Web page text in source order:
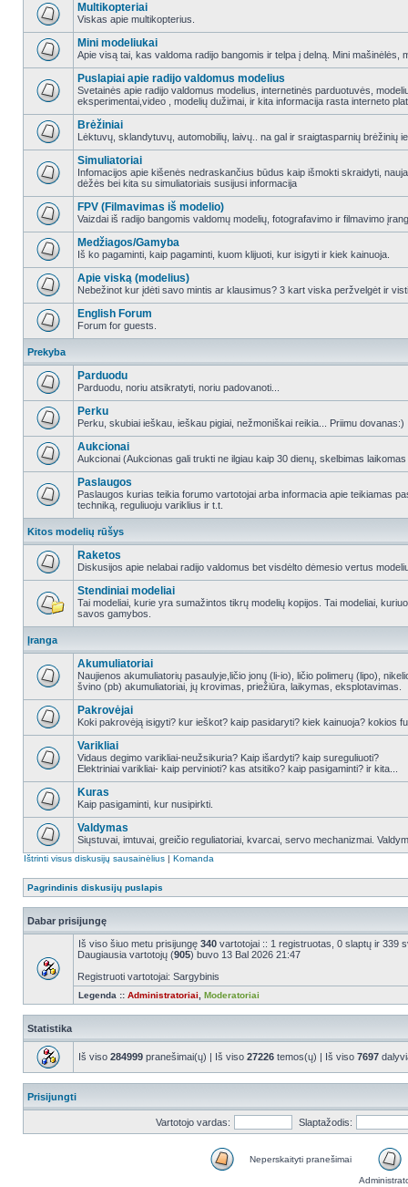
Multikopteriai
Viskas apie multikopterius.
Mini modeliukai
Apie visą tai, kas valdoma radijo bangomis ir telpa į delną. Mini mašinėlės,
Puslapiai apie radijo valdomus modelius
Svetainės apie radijo valdomus modelius, internetinės parduotuvės,
eksperimentai,video , modelių dužimai, ir kita informacija rasta interneto
Brėžiniai
Lėktuvų, sklandytuvų, automobilių, laivų.. na gal ir sraigtasparnių brėžinių
Simuliatoriai
Infomacijos apie kišenės nedraskančius būdus kaip išmokti skraidyti,
dėžės bei kita su simuliatoriais susijusi informacija
FPV (Filmavimas iš modelio)
Vaizdai iš radijo bangomis valdomų modelių, fotografavimo ir filmavimo
Medžiagos/Gamyba
Iš ko pagaminti, kaip pagaminti, kuom klijuoti, kur isigyti ir kiek kainuoja.
Apie viską (modelius)
Nebežinot kur įdėti savo mintis ar klausimus? 3 kart viska peržvelgėt ir
English Forum
Forum for guests.
Prekyba
Parduodu
Parduodu, noriu atsikratyti, noriu padovanoti...
Perku
Perku, skubiai ieškau, ieškau pigiai, nežmoniškai reikia... Priimu dovanas:)
Aukcionai
Aukcionai (Aukcionas gali trukti ne ilgiau kaip 30 dienų, skelbimas
Paslaugos
Paslaugos kurias teikia forumo vartotojai arba informacia apie teikiamas
techniką, reguliuoju variklius ir t.t.
Kitos modelių rūšys
Raketos
Diskusijos apie nelabai radijo valdomus bet visdėlto dėmesio vertus
Stendiniai modeliai
Tai modeliai, kurie yra sumažintos tikrų modelių kopijos. Tai modeliai,
savos gamybos.
Įranga
Akumuliatoriai
Naujienos akumuliatorių pasaulyje,ličio jonų (li-io), ličio polimerų (lipo),
švino (pb) akumuliatoriai, jų krovimas, priežiūra, laikymas, eksplotavimas.
Pakrovėjai
Koki pakrovėją isigyti? kur ieškot? kaip pasidaryti? kiek kainuoja? kokios
Varikliai
Vidaus degimo varikliai-neužsikuria? Kaip išardyti? kaip sureguliuoti?
Elektriniai varikliai- kaip pervinioti? kas atsitiko? kaip pasigaminti? ir kita...
Kuras
Kaip pasigaminti, kur nusipirkti.
Valdymas
Siųstuvai, imtuvai, greičio reguliatoriai, kvarcai, servo mechanizmai.
Ištrinti visus diskusijų sausainėlius | Komanda
Pagrindinis diskusijų puslapis
Dabar prisijungę
Iš viso šiuo metu prisijungę 340 vartotojai :: 1 registruotas, 0 slaptų ir 339
Daugiausia vartotojų (905) buvo 13 Bal 2026 21:47
Registruoti vartotojai: Sargybinis
Legenda :: Administratoriai Moderatoriai
Statistika
Iš viso 284999 pranešimai(ų) | Iš viso 27226 temos(ų) | Iš viso 7697
Prisijungti
Vartotojo vardas: Slaptažodis:
Neperskaityti pranešimai